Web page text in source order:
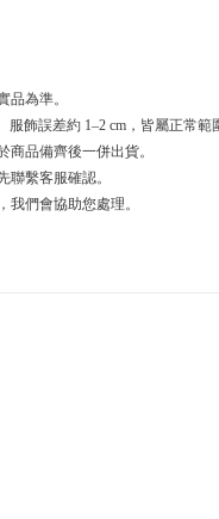
為準。
飾誤差約 1–2 cm，皆屬正常範
品備齊後一併出貨。
繫客服確認。
們會協助您處理。